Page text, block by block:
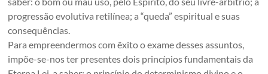
progressão evolutiva retilínea; a “queda” espiritual e suas
consequências.
Para empreendermos com êxito o exame desses assuntos,
impõe-se-nos ter presentes dois princípios fundamentais da